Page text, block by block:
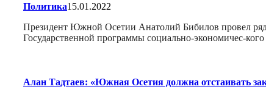
Политика15.01.2022
Президент Южной Осетии Анатолий Бибилов провел
Государственной программы социально-экономичес-
Алан Тадтаев: «Южная Осетия должна отстаивать